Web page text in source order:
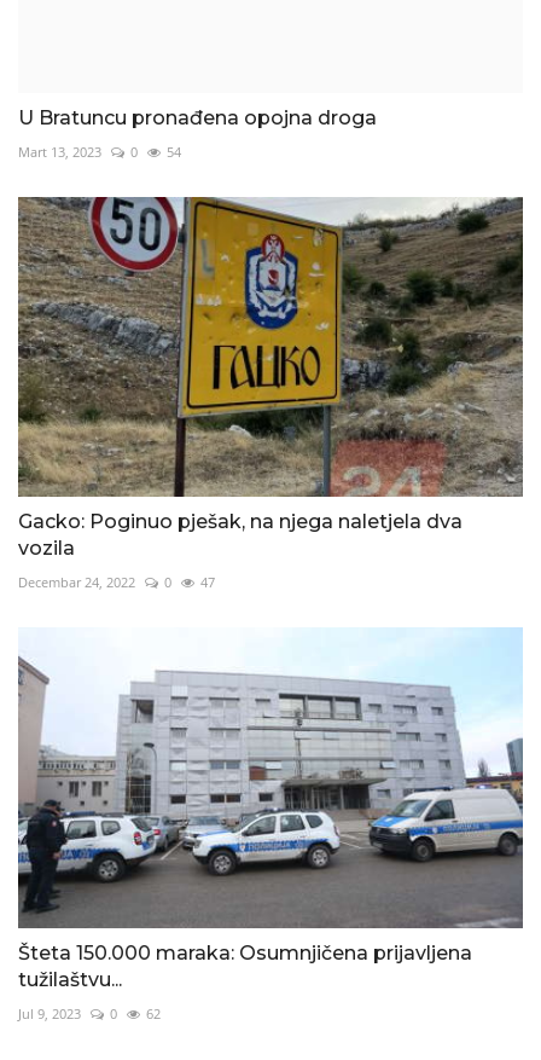
U Bratuncu pronađena opojna droga
Mart 13, 2023 0 54
Gacko: Poginuo pješak, na njega naletjela dva
vozila
Decembar 24, 2022 0 47
Šteta 150.000 maraka: Osumnjičena prijavljena
tužilaštvu...
Jul 9, 2023 0 62